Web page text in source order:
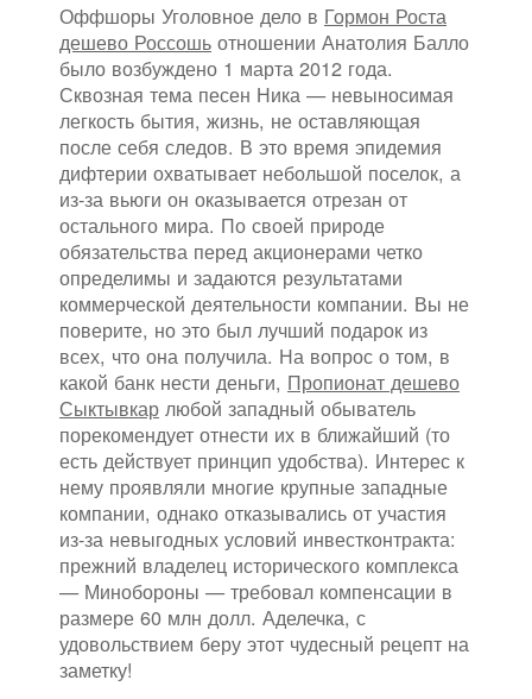
Оффшоры Уголовное дело в Гормон Роста
дешево Россошь отношении Анатолия Балло
было возбуждено 1 марта 2012 года.
Сквозная тема песен Ника — невыносимая
легкость бытия, жизнь, не оставляющая
после себя следов. В это время эпидемия
дифтерии охватывает небольшой поселок, а
из-за вьюги он оказывается отрезан от
остального мира. По своей природе
обязательства перед акционерами четко
определимы и задаются результатами
коммерческой деятельности компании. Вы не
поверите, но это был лучший подарок из
всех, что она получила. На вопрос о том, в
какой банк нести деньги, Пропионат дешево
Сыктывкар любой западный обыватель
порекомендует отнести их в ближайший (то
есть действует принцип удобства). Интерес к
нему проявляли многие крупные западные
компании, однако отказывались от участия
из-за невыгодных условий инвестконтракта:
прежний владелец исторического комплекса
— Минобороны — требовал компенсации в
размере 60 млн долл. Аделечка, с
удовольствием беру этот чудесный рецепт на
заметку!